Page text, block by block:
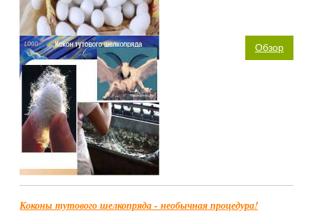
Обзор
Коконы тутового шелкопряда - необычная процедура!